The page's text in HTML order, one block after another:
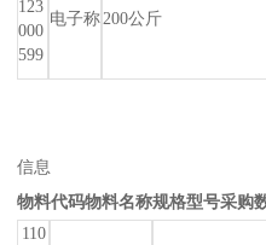
123
000
599
电子称200公斤
信息
物料代码物料名称规格型号采购
110